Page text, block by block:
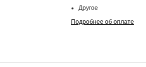
Другое
Подробнее об оплате